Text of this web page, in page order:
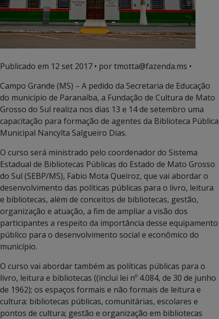
Publicado em 12 set 2017 • por tmotta@fazenda.ms •
Campo Grande (MS) – A pedido da Secretaria de Educação
do município de Paranaíba, a Fundação de Cultura de Mato
Grosso do Sul realiza nos dias 13 e 14 de setembro uma
capacitação para formação de agentes da Biblioteca Pública
Municipal Nancylta Salgueiro Dias.
O curso será ministrado pelo coordenador do Sistema
Estadual de Bibliotecas Públicas do Estado de Mato Grosso
do Sul (SEBP/MS), Fabio Mota Queiroz, que vai abordar o
desenvolvimento das políticas públicas para o livro, leitura
e bibliotecas, além de conceitos de bibliotecas, gestão,
organização e atuação, a fim de ampliar a visão dos
participantes a respeito da importância desse equipamento
público para o desenvolvimento social e econômico do
município.
O curso vai abordar também as políticas públicas para o
livro, leitura e bibliotecas ((inclui lei nº 4.084, de 30 de junho
de 1962); os espaços formais e não formais de leitura e
cultura: bibliotecas públicas, comunitárias, escolares e
pontos de cultura; gestão e organização em bibliotecas